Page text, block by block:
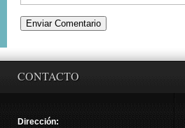
CONTACTO
Dirección: